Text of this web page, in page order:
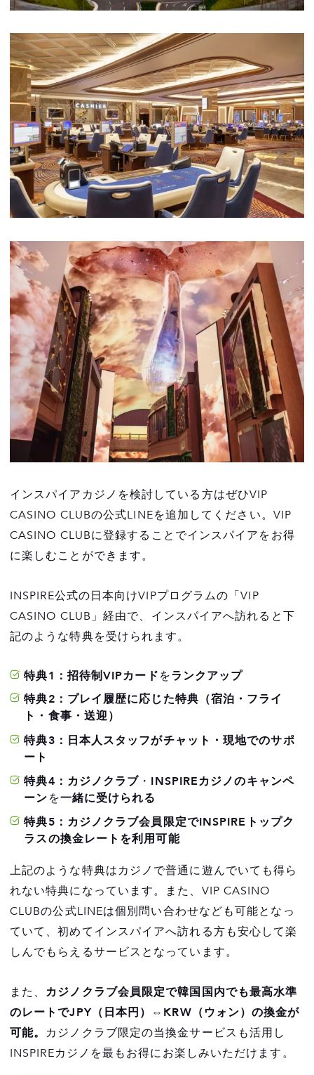
インスパイアカジノを検討している方はぜひVIP
CASINO CLUBの公式LINEを追加してください。VIP
CASINO CLUBに登録することでインスパイアをお得
に楽しむことができます。
INSPIRE公式の日本向けVIPプログラムの「VIP
CASINO CLUB」経由で、インスパイアへ訪れると下
記のような特典を受けられます。
特典1：招待制VIPカードをランクアップ
特典2：プレイ履歴に応じた特典（宿泊・フライ
ト・食事・送迎）
特典3：日本人スタッフがチャット・現地でのサポ
ート
特典4：カジノクラブ ・ INSPIREカジノのキャンペ
ーンを一緒に受けられる
特典5：カジノクラブ会員限定でINSPIREトップク
ラスの換金レートを利用可能
上記のような特典はカジノで普通に遊んでいても得ら
れない特典になっています。また、VIP CASINO
CLUBの公式LINEは個別問い合わせなども可能となっ
ていて、初めてインスパイアへ訪れる方も安心して楽
しんでもらえるサービスとなっています。
また、 カジノクラブ会員限定で韓国国内でも最高水準
のレートでJPY（日本円）⇔KRW（ウォン）の換金が
可能。 カジノクラブ限定の当換金サービスも活用し
INSPIREカジノを最もお得にお楽しみいただけます。